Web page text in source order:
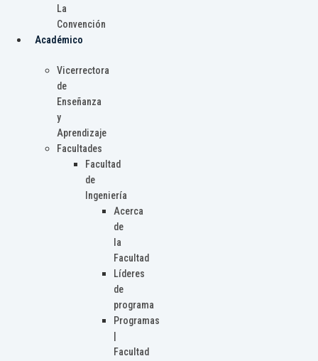
La
Convención
Académico
Vicerrectora
de
Enseñanza
y
Aprendizaje
Facultades
Facultad
de
Ingeniería
Acerca
de
la
Facultad
Líderes
de
programa
Programas
Facultad